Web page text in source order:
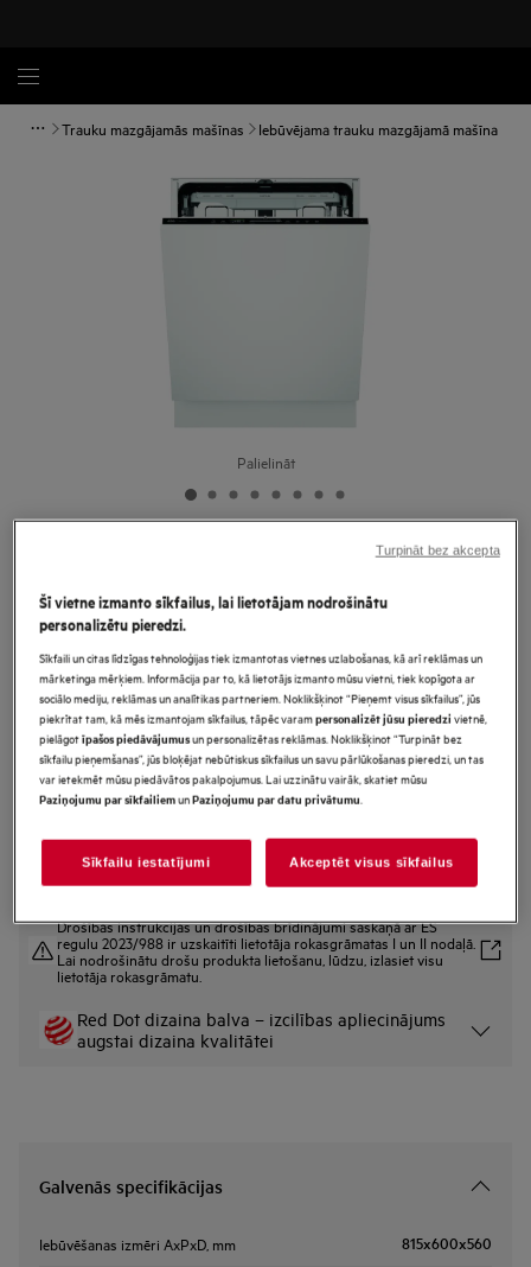
Trauku mazgājamās mašīnas Iebūvējama trauku mazgājamā mašīna
Palielināt
AirDry Tehnoloģija Trauku
mazgājamā mašīna pilnizmēra
(60cm)
Ražojuma informācijas lapa
Priekšrocības
Jaudīga, efektīva tīrīšana noņem piedeguša vai sakaltuša ēdiena atliekas.
“SatelliteClean® Pro”: efektīvi notīra noturīgas ēdiena atliekas.
Optimizēta programmatūra un ūdens plūsma klusai trauku mazgāšanai.
Drošības instrukcijas un drošības brīdinājumi saskaņā ar ES
regulu 2023/988 ir uzskaitīti lietotāja rokasgrāmatas I un II nodaļā.
Lai nodrošinātu drošu produkta lietošanu, lūdzu, izlasiet visu
lietotāja rokasgrāmatu.
Red Dot dizaina balva – izcilības apliecinājums
augstai dizaina kvalitātei
Galvenās specifikācijas
Iebūvēšanas izmēri AxPxD, mm 815x600x560
Šī vietne izmanto sīkfailus, lai lietotājam nodrošinātu
personalizētu pieredzi.
Sīkfaili un citas līdzīgas tehnoloģijas tiek izmantotas vietnes uzlabošanas, kā arī reklāmas un
mārketinga mērķiem. Informācija par to, kā lietotājs izmanto mūsu vietni, tiek kopīgota ar
sociālo mediju, reklāmas un analītikas partneriem. Noklikšķinot “Pieņemt visus sīkfailus”, jūs
piekrītat tam, kā mēs izmantojam sīkfailus, tāpēc varampersonalizēt jūsu pieredzivietnē,
pielāgotīpašos piedāvājumusun personalizētas reklāmas. Noklikšķinot “Turpināt bez
sīkfailu pieņemšanas”, jūs bloķējat nebūtiskus sīkfailus un savu pārlūkošanas pieredzi, un tas
var ietekmēt mūsu piedāvātos pakalpojumus. Lai uzzinātu vairāk, skatiet mūsu
Paziņojumu par sīkfailiemunPaziņojumu par datu privātumu.
Sīkfailu iestatījumi Akceptēt visus sīkfailus
Turpināt bez akcepta